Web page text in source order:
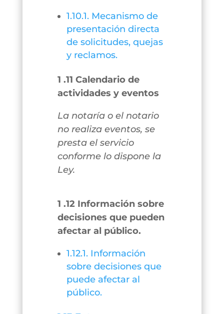
1.10.1. Mecanismo de
presentación directa
de solicitudes, quejas
y reclamos.
1 .11 Calendario de
actividades y eventos
La notaría o el notario
no realiza eventos, se
presta el servicio
conforme lo dispone la
Ley.
1 .12 Información sobre
decisiones que pueden
afectar al público.
1.12.1. Información
sobre decisiones que
puede afectar al
público.